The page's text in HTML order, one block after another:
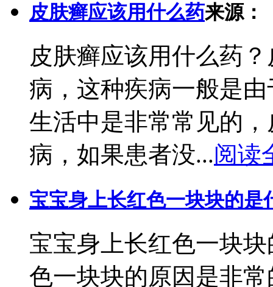
皮肤癣应该用什么药来源：
皮肤癣应该用什么药
病，这种疾病一般是
生活中是非常常见的
病，如果患者没...阅读
宝宝身上长红色一块块的是
宝宝身上长红色一块
色一块块的原因是非